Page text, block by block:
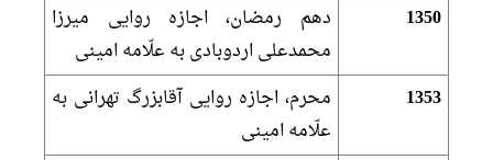
1350
دهم رمضان، اجازه روايى ميرزا
محمدعلى اردوبادى به علّامه امينى‏
1353
محرم، اجازه روايى آقابزرگ تهرانى به
علّامه امينى‏